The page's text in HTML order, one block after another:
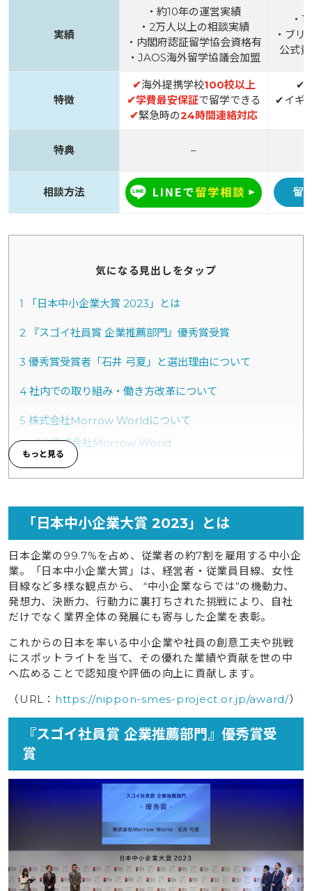
実績
・約10年の運営実績
・2万人以上の相談実績
・内閣府認証留学協会資格有
・JAOS海外留学協議会加盟
・
・ブリ
公式
特徴
✔海外提携学校100校以上
✔学費最安保証で留学できる
✔緊急時の24時間連絡対応
✔
✔イギ
特典 –
相談方法 留
気になる見出しをタップ
1 「日本中小企業大賞 2023」とは
2 『スゴイ社員賞 企業推薦部門』優秀賞受賞
3 優秀賞受賞者「石井 弓夏」と選出理由について
4 社内での取り組み・働き方改革について
5 株式会社Morrow Worldについて
5.1株式会社Morrow World
6株式会社Morrow Worldが運営する事業詳細
6.2オンライン特化の結果にこだわった英語コーチン
グ
6.3タビケン留学について
6.4安心と実績の無料海外留学エージェント
6.5
学研教室オーストラリア現地運営法人 Morrow
World Consulting Pty Ltd.について
6.6 Morrow World Consulting Pty LtdがMFCとし
てオーストラリアにて学研教室を展開
「日本中小企業大賞 2023」とは
日本企業の99.7%を占め、従業者の約7割を雇用する中小企
業。「日本中小企業大賞」は、経営者・従業員目線、女性
目線など多様な観点から、 “中小企業ならでは”の機動力、
発想力、決断力、行動力に裏打ちされた挑戦により、自社
だけでなく業界全体の発展にも寄与した企業を表彰。
これからの日本を率いる中小企業や社員の創意工夫や挑戦
にスポットライトを当て、その優れた業績や貢献を世の中
へ広めることで認知度や評価の向上に貢献します。
（URL： https://nippon-smes-project.or.jp/award/）
『スゴイ社員賞 企業推薦部門』優秀賞受
賞